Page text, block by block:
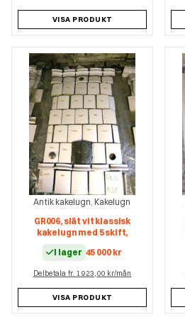
VISA PRODUKT
Antik kakelugn, Kakelugn
GR006, slät vit klassisk
kakelugn med 5 skift,
I lager 45 000 kr
Delbetala fr. 1 923,00 kr/mån
VISA PRODUKT